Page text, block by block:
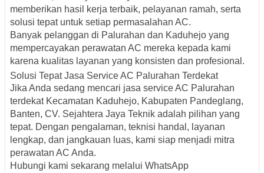
memberikan hasil kerja terbaik, pelayanan ramah, serta
solusi tepat untuk setiap permasalahan AC.
Banyak pelanggan di Palurahan dan Kaduhejo yang
mempercayakan perawatan AC mereka kepada kami
karena kualitas layanan yang konsisten dan profesional.
Solusi Tepat Jasa Service AC Palurahan Terdekat
Jika Anda sedang mencari jasa service AC Palurahan
terdekat Kecamatan Kaduhejo, Kabupaten Pandeglang,
Banten, CV. Sejahtera Jaya Teknik adalah pilihan yang
tepat. Dengan pengalaman, teknisi handal, layanan
lengkap, dan jangkauan luas, kami siap menjadi mitra
perawatan AC Anda.
Hubungi kami sekarang melalui WhatsApp